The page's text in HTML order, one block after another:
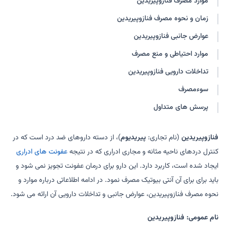
پیریدیوم
یوریکالم
اریدیوم
یوروجیزیک
یورودل
زمان و نحوه مصرف فنازوپیریدین
عوارض جانبی فنازوپیریدین
موارد احتیاطی و منع مصرف
تداخلات دارویی فنازوپیریدین
سوءمصرف
پرسش های متداول
فنازوپیریدین (نام تجاری:پیریدیوم)، از دسته داروهای ضد درد است که در
کنترل دردهای ناحیه مثانه و مجاری ادراری که در نتیجهعفونت های ادراری
ایجاد شده است، کاربرد دارد. این دارو برای درمان عفونت تجویز نمی شود و
باید برای برای آن آنتی بیوتیک مصرف نمود. در ادامه اطلاعاتی درباره موارد و
نحوه مصرف فنازوپیریدین، عوارض جانبی و تداخلات دارویی آن ارائه می شود.
نام عمومی: فنازوپیریدین